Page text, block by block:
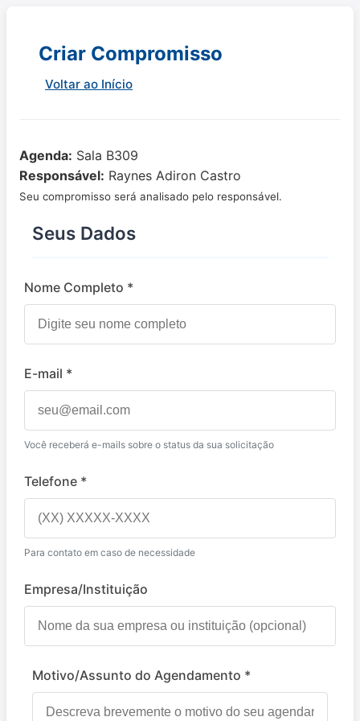
Criar Compromisso
Voltar ao Início
Agenda: Sala B309
Responsável: Raynes Adiron Castro
Seu compromisso será analisado pelo responsável.
Seus Dados
Nome Completo *
E-mail *
Você receberá e-mails sobre o status da sua solicitação
Telefone *
Para contato em caso de necessidade
Empresa/Instituição
Motivo/Assunto do Agendamento *